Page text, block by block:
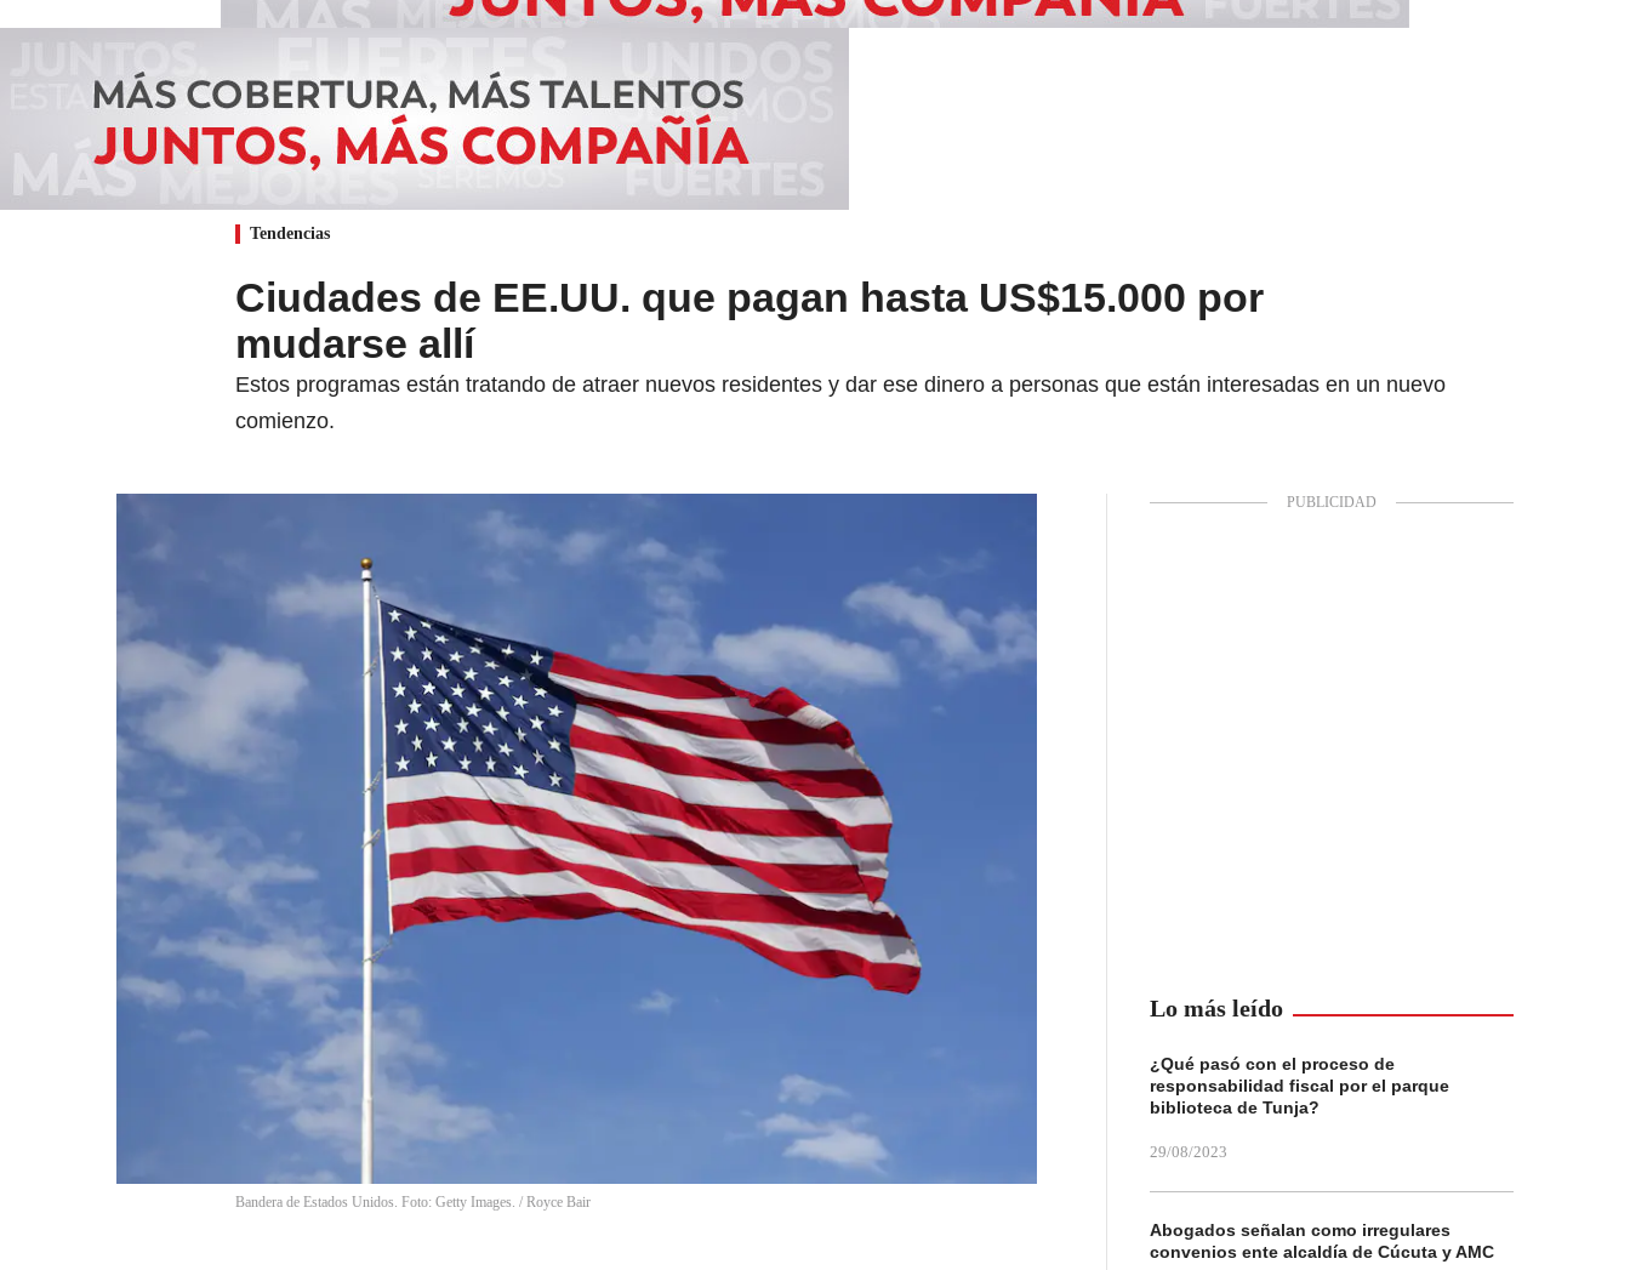
Tendencias
Ciudades de EE.UU. que pagan hasta US$15.000 por
mudarse allí
Estos programas están tratando de atraer nuevos residentes y dar ese dinero a personas que están interesadas en un nuevo
comienzo.
Bandera de Estados Unidos. Foto: Getty Images. / Royce Bair
Lo más leído
¿Qué pasó con el proceso de
responsabilidad fiscal por el parque
biblioteca de Tunja?
29/08/2023
Abogados señalan como irregulares
convenios ente alcaldía de Cúcuta y AMC